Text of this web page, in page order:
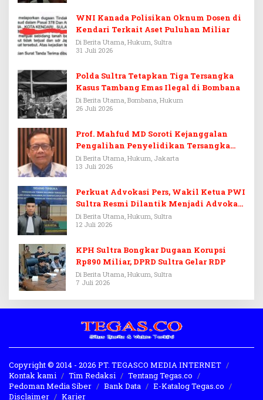
WNI Kanada Polisikan Oknum Dosen di
Kendari Terkait Aset Puluhan Miliar
Di Berita Utama, Hukum, Sultra
31 Juli 2026
Polda Sultra Tetapkan Tiga Tersangka
Kasus Tambang Emas Ilegal di Bombana
Di Berita Utama, Bombana, Hukum
26 Juli 2026
Prof. Mahfud MD Soroti Kejanggalan
Pengalihan Penyelidikan Tersangka
Febrie Adriansyah
Di Berita Utama, Hukum, Jakarta
13 Juli 2026
Perkuat Advokasi Pers, Wakil Ketua PWI
Sultra Resmi Dilantik Menjadi Advokat
PERADI
Di Berita Utama, Hukum, Sultra
12 Juli 2026
KPH Sultra Bongkar Dugaan Korupsi
Rp890 Miliar, DPRD Sultra Gelar RDP
Di Berita Utama, Hukum, Sultra
7 Juli 2026
Copyright © 2014 - 2026 PT. TEGASCO MEDIA INTERNET
Kontak kami
Tim Redaksi
Tentang Tegas.co
Pedoman Media Siber
Bank Data
E-Katalog Tegas.co
Disclaimer
Karier